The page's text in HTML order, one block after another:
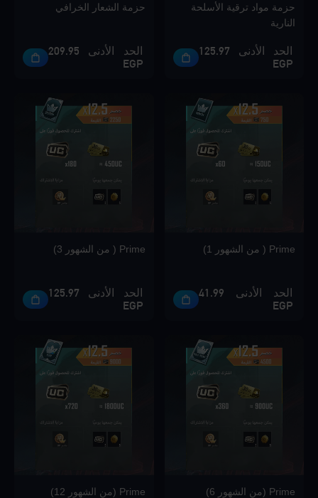
Loading...
Loading...
Loading...
Loading...
حزمة مواد ترقية الأسلحة
النارية
الحد الأدنى 125.97
EGP
حزمة الشعار الخرافي
الحد الأدنى 209.95
EGP
Prime ( من الشهور 1)
الحد الأدنى 41.99
EGP
Prime ( من الشهور 3)
الحد الأدنى 125.97
EGP
Prime (من الشهور 6) Prime (من الشهور 12)